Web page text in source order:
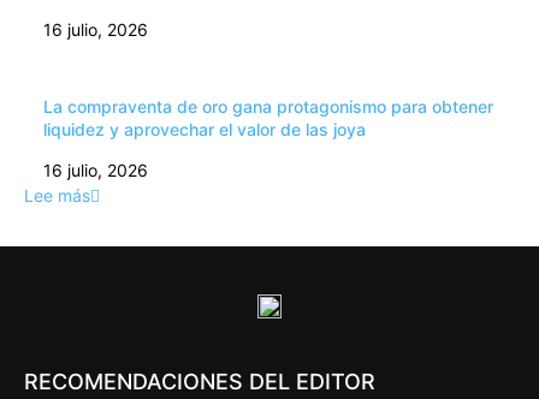
16 julio, 2026
La compraventa de oro gana protagonismo para obtener
liquidez y aprovechar el valor de las joya
16 julio, 2026
Lee más
RECOMENDACIONES DEL EDITOR